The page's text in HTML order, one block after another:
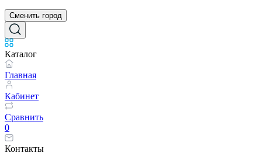
Сменить город
Каталог
Главная
Кабинет
Сравнить
0
Контакты